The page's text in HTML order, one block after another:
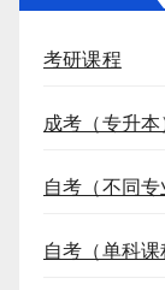
考研课程
成考（专升本
自考（不同专
自考（单科课